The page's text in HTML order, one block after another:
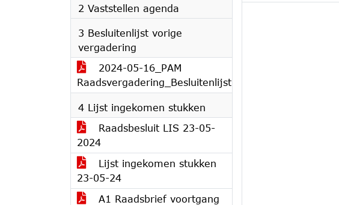
2 Vaststellen agenda
3 Besluitenlijst vorige
vergadering
2024-05-16_PAM
Raadsvergadering_Besluitenlijst
4 Lijst ingekomen stukken
Raadsbesluit LIS 23-05-
2024
Lijst ingekomen stukken
23-05-24
A1 Raadsbrief voortgang